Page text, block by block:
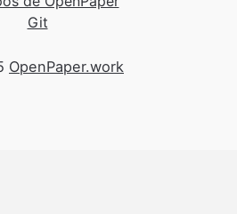
Git
OpenPaper.work